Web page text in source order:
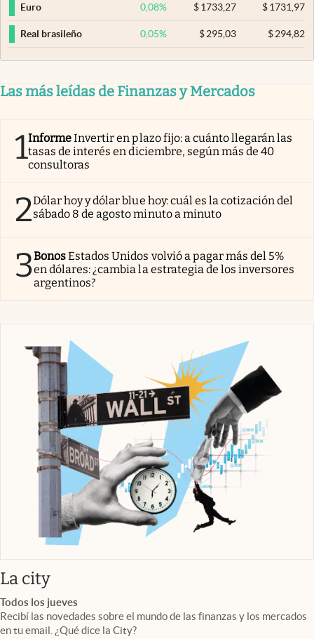
Euro 0,08% $ 1733,27 $1731,97
Real brasileño 0,05% $ 295,03 $294,82
Las más leídas de Finanzas y Mercados
1InformeInvertir en plazo fijo: a cuánto llegarán las
tasas de interés en diciembre, según más de 40
consultoras
2Dólar hoy y dólar blue hoy: cuál es la cotización del
sábado 8 de agosto minuto a minuto
3BonosEstados Unidos volvió a pagar más del 5%
en dólares: ¿cambia la estrategia de los inversores
argentinos?
La cityabre en nueva pestaña
Todos los jueves
Recibí las novedades sobre el mundo de las finanzas y los mercados
en tu email. ¿Qué dice la City?